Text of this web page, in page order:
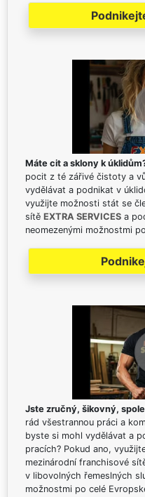
Máte cit a sklony k
pocit z té zářivé čistoty a
vydělávat a podnikat v
využijte možnosti stát se
sítě EXTRA SERVICES a
neomezenými možnostmi
Jste zručný, šikovný,
rád všestrannou práci a
byste si mohl vydělávat a
pracích? Pokud ano,
mezinárodní franchisové
v libovolných řemeslných
možnostmi po celé